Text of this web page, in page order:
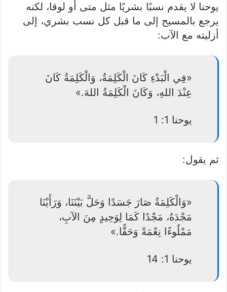
يوحنا لا يقدم نسبًا بشريًا مثل متى أو لوقا، لكنه
يرجع بالمسيح إلى ما قبل كل نسب بشري، إلى
أزليته مع الآب:
«فِي الْبَدْءِ كَانَ الْكَلِمَةُ، وَالْكَلِمَةُ كَانَ
عِنْدَ اللهِ، وَكَانَ الْكَلِمَةُ اللهَ.»
يوحنا 1: 1
ثم يقول:
«وَالْكَلِمَةُ صَارَ جَسَدًا وَحَلَّ بَيْنَنَا، وَرَأَيْنَا
مَجْدَهُ، مَجْدًا كَمَا لِوَحِيدٍ مِنَ الآبِ،
مَمْلُوءًا نِعْمَةً وَحَقًّا.»
يوحنا 1: 14